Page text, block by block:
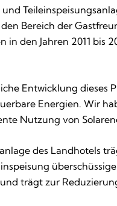
Bereich der
in den Jahren 2011 bis
Entwicklung dieses
Energien. Wir
Nutzung von
des Landhotels
trägt zur